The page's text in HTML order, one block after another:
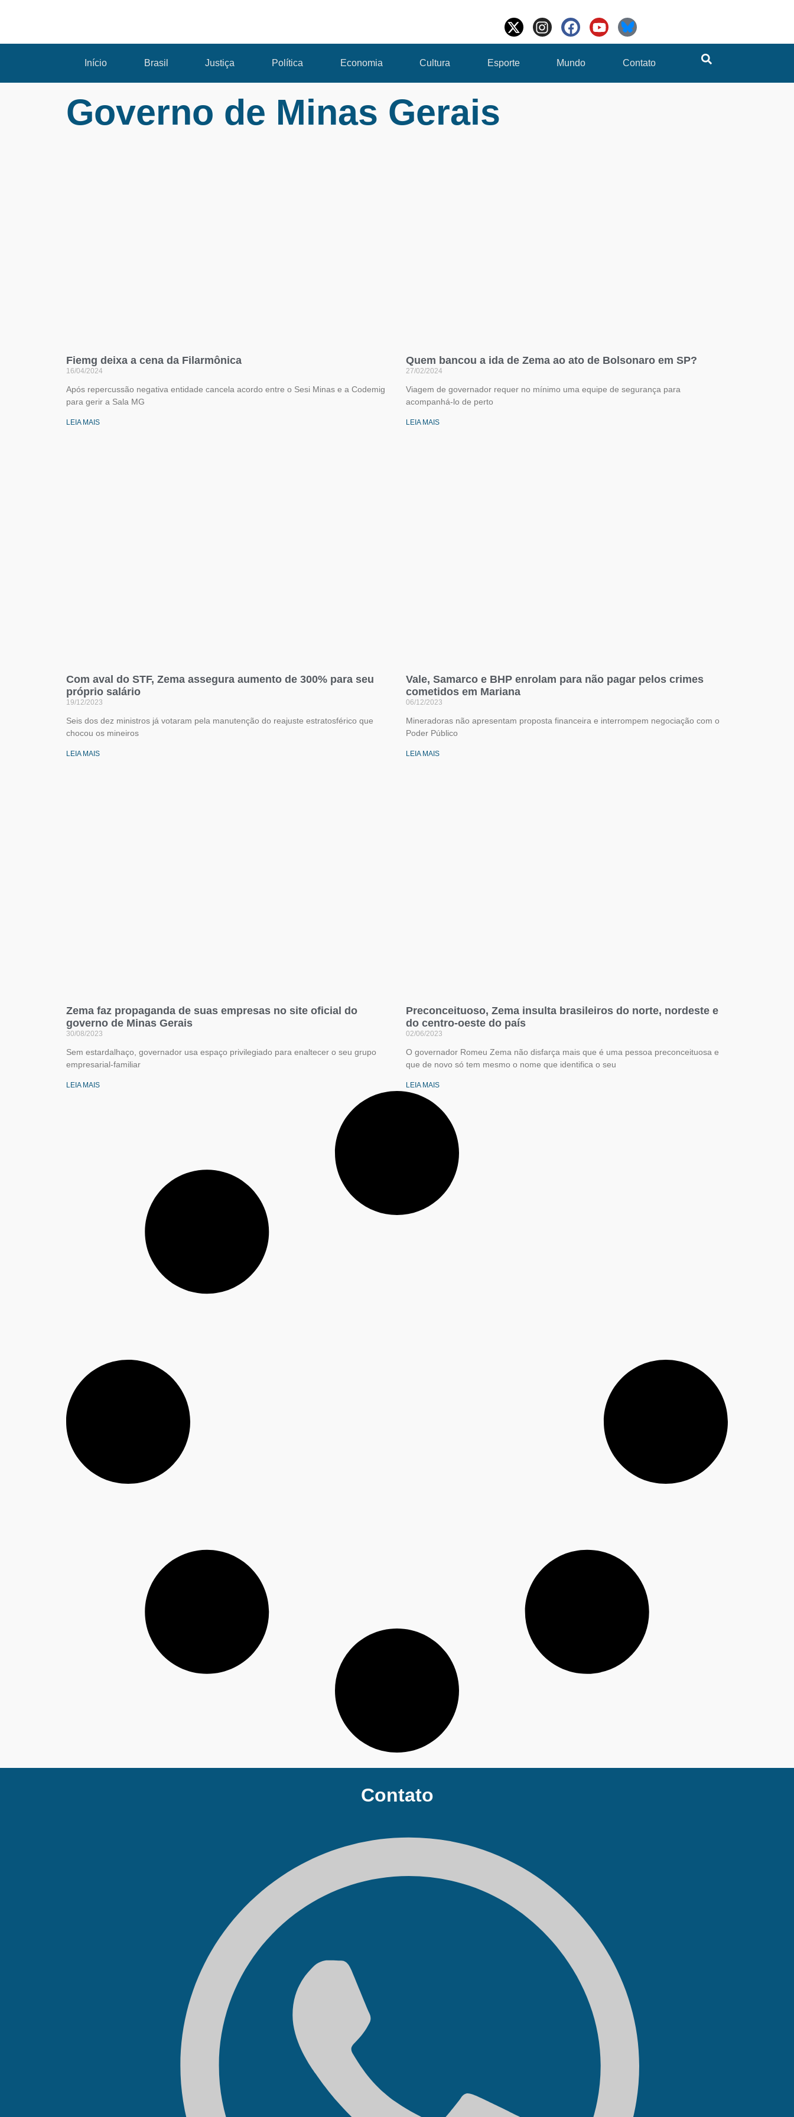
Início Brasil Justiça Política Economia Cultura Esporte Mundo Contato
Governo de Minas Gerais
Fiemg deixa a cena da Filarmônica
16/04/2024
Após repercussão negativa entidade cancela acordo entre o Sesi Minas e a Codemig
para gerir a Sala MG
LEIA MAIS
Quem bancou a ida de Zema ao ato de Bolsonaro em SP?
27/02/2024
Viagem de governador requer no mínimo uma equipe de segurança para
acompanhá-lo de perto
LEIA MAIS
Com aval do STF, Zema assegura aumento de 300% para seu
próprio salário
19/12/2023
Seis dos dez ministros já votaram pela manutenção do reajuste estratosférico que
chocou os mineiros
LEIA MAIS
Vale, Samarco e BHP enrolam para não pagar pelos crimes
cometidos em Mariana
06/12/2023
Mineradoras não apresentam proposta financeira e interrompem negociação com o
Poder Público
LEIA MAIS
Zema faz propaganda de suas empresas no site oficial do
governo de Minas Gerais
30/08/2023
Sem estardalhaço, governador usa espaço privilegiado para enaltecer o seu grupo
empresarial-familiar
LEIA MAIS
Preconceituoso, Zema insulta brasileiros do norte, nordeste e
do centro-oeste do país
02/06/2023
O governador Romeu Zema não disfarça mais que é uma pessoa preconceituosa e
que de novo só tem mesmo o nome que identifica o seu
LEIA MAIS
Contato